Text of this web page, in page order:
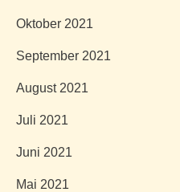
Oktober 2021
September 2021
August 2021
Juli 2021
Juni 2021
Mai 2021